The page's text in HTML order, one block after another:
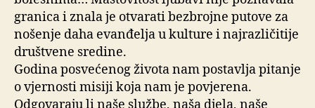
granica i znala je otvarati bezbrojne putove za
nošenje daha evanđelja u kulture i najrazličitije
društvene sredine.
Godina posvećenog života nam postavlja pitanje
o vjernosti misiji koja nam je povjerena.
Odgovaraju li naše službe, naša djela, naše